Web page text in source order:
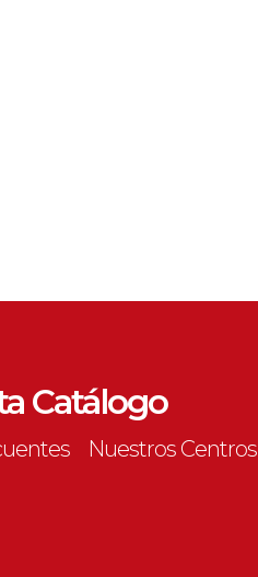
Catálogo
Nuestros Centros